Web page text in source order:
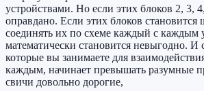
устройствами. Но если этих блоков 2, 3,
оправдано. Если этих блоков становится
соединять их по схеме каждый с каждым
математически становится невыгодно. И
которые вы занимаете для
каждым, начинает превышать разумные
свичи довольно дорогие,